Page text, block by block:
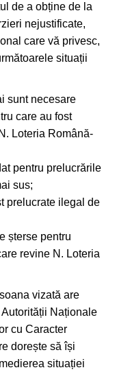
de a obține de la
nejustificate,
care vă privesc,
situații
sunt necesare
care au fost
Loteria Română-
pentru prelucrările
sus;
prelucrate ilegal de
șterse pentru
revine N. Loteria
vizată are
Naționale
cu Caracter
dorește să își
situației